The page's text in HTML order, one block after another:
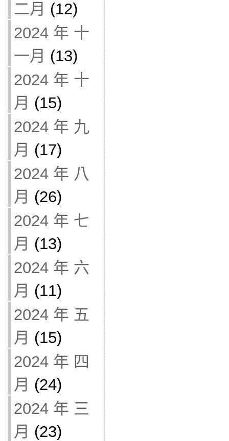
二月 (12)
2024 年 十
一月 (13)
2024 年 十
月 (15)
2024 年 九
月 (17)
2024 年 八
月 (26)
2024 年 七
月 (13)
2024 年 六
月 (11)
2024 年 五
月 (15)
2024 年 四
月 (24)
2024 年 三
月 (23)